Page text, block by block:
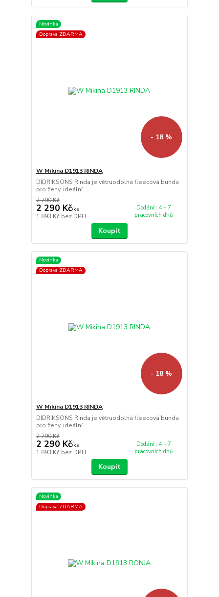
Novinka
Doprava ZDARMA
- 18 %
W Mikina D1913 RINDA
DIDRIKSONS Rinda je větruodolná fleecová bunda
pro ženy, ideální ...
2 790 Kč
2 290 Kč/ks
1 893 Kč bez DPH
Dodání : 4 - 7
pracovních dnů
Koupit
Novinka
Doprava ZDARMA
- 18 %
W Mikina D1913 RINDA
DIDRIKSONS Rinda je větruodolná fleecová bunda
pro ženy, ideální ...
2 790 Kč
2 290 Kč/ks
1 893 Kč bez DPH
Dodání : 4 - 7
pracovních dnů
Koupit
Novinka
Doprava ZDARMA